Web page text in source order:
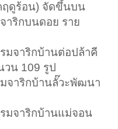
ฤดูร้อน) จัดขึ้นบน
าริกบนดอย ราย
มจาริกบ้านต่อปล้าคี
วน 109 รูป
จาริกบ้านลั๊วะพัฒนา
มจาริกบ้านแม่จอน